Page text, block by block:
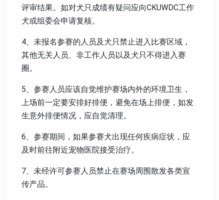
评审结果。如对犬只成绩有疑问应向CKUWDC工作
犬或组委会申请复核。
4、未报名参赛的人员及犬只禁止进入比赛区域，
其他无关人员、非工作人员以及犬只不得进入赛
圈。
5、参赛人员应该自觉维护赛场内外的环境卫生，
上场前一定要安排好排便，避免在场上排便，如发
生意外排便情况，应自觉清理。
6、参赛期间，如果参赛犬出现任何疾病症状，应
及时前往附近宠物医院接受治疗。
7、未经许可参赛人员禁止在赛场周围散发各类宣
传产品。